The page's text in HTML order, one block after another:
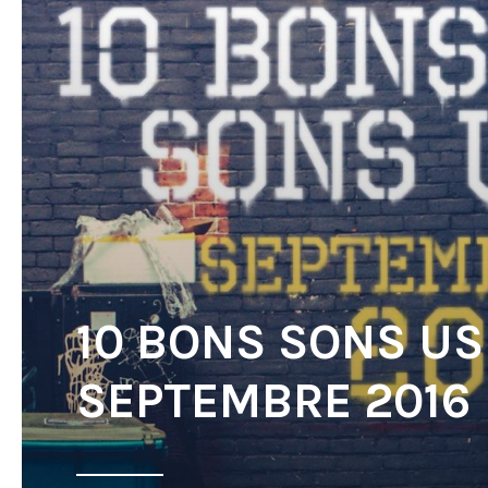
10 BONS SONS
SEPTEMBRE 2016